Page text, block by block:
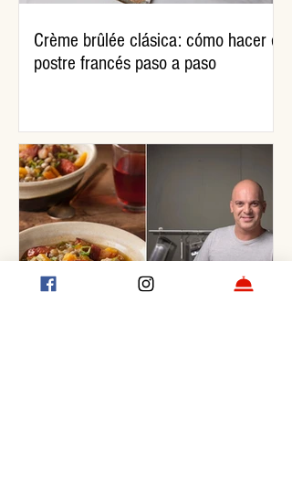
Crème brûlée clásica: cómo hacer el
postre francés paso a paso